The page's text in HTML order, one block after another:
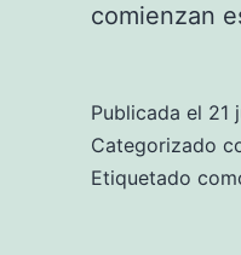
comienzan
Publicada el 21
Categorizado
Etiquetado